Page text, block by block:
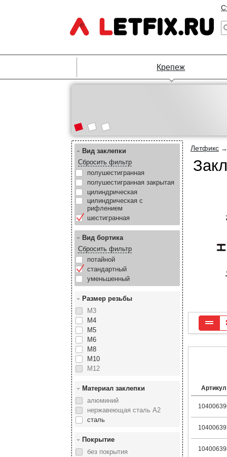
Крепеж
Вид заклепки
Сбросить фильтр
полушестигранная
полушестигранная закрытая
цилиндрическая
цилиндрическая с
рифлением
шестигранная
Вид бортика
Сбросить фильтр
потайной
стандартный
уменьшенный
Размер резьбы
М3
М4
М5
М6
М8
М10
М12
Материал заклепки
алюминий
нержавеющая сталь А2
сталь
Покрытие
без покрытия
Летфикс
Артикул